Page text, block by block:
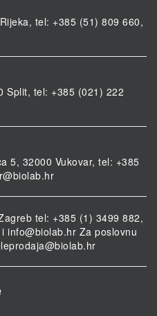
tel: +385 (51) 809 660,
Split, tel: +385 (021) 222
5, 32000 Vukovar, tel: +385
tel: +385 (1) 3499 882,
i info@biolab.hr Za poslovnu